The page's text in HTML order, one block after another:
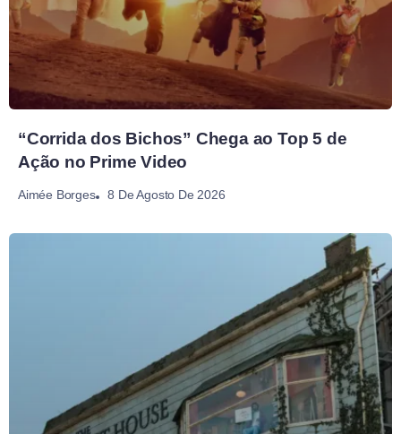
“Corrida dos Bichos” Chega ao Top 5 de
Ação no Prime Video
Aimée Borges 8 De Agosto De 2026